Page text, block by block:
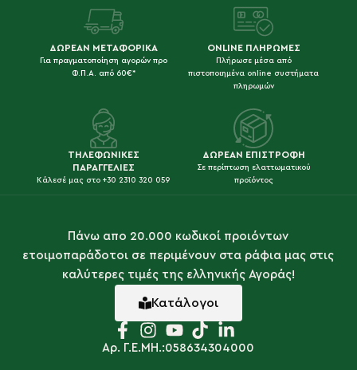
ΔΩΡΕΑΝ ΜΕΤΑΦΟΡΙΚΑ
Για πραγματοποίηση αγορών προ
Φ.Π.Α. από 60€*
ONLINE ΠΛΗΡΩΜΕΣ
Πλήρωσε μέσα από
πιστοποιημένα online συστήματα
πληρωμών
ΤΗΛΕΦΩΝΙΚΕΣ
ΠΑΡΑΓΓΕΛΙΕΣ
Κάλεσέ μας στο +30 2310 320 059
ΔΩΡΕΑΝ ΕΠΙΣΤΡΟΦΗ
Σε περίπτωση ελαττωματικού
προϊόντος
Πάνω απο 20.000 κωδικοί προιόντων
ετοιμοπαράδοτοι σε περιμένουν στα ράφια μας στις
καλύτερες τιμές της ελληνικής Αγοράς!
Κατάλογοι
Αρ. Γ.Ε.ΜΗ.:058634304000